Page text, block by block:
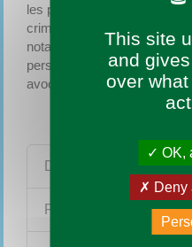
les perquisitions visant
crime organisé et de
notamment les horaires, la
personne visée, la saisie
avocat.
De quoi s'agit-il ?
Procédure
This site
and
over
OK,
Deny